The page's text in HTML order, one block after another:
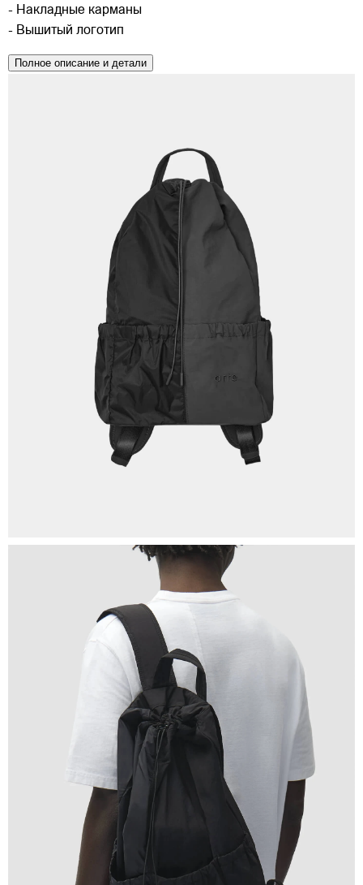
- Накладные карманы
- Вышитый логотип
Полное описание и детали